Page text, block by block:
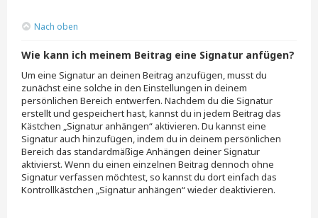
Nach oben
Wie kann ich meinem Beitrag eine Signatur anfügen?
Um eine Signatur an deinen Beitrag anzufügen, musst du
zunächst eine solche in den Einstellungen in deinem
persönlichen Bereich entwerfen. Nachdem du die Signatur
erstellt und gespeichert hast, kannst du in jedem Beitrag das
Kästchen „Signatur anhängen“ aktivieren. Du kannst eine
Signatur auch hinzufügen, indem du in deinem persönlichen
Bereich das standardmäßige Anhängen deiner Signatur
aktivierst. Wenn du einen einzelnen Beitrag dennoch ohne
Signatur verfassen möchtest, so kannst du dort einfach das
Kontrollkästchen „Signatur anhängen“ wieder deaktivieren.